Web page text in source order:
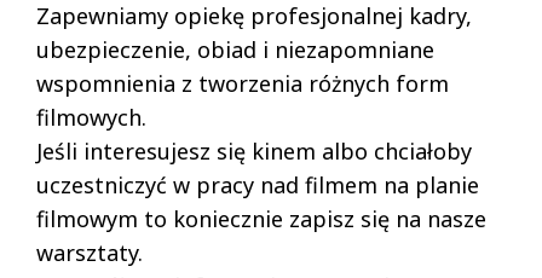
Zapewniamy opiekę profesjonalnej kadry,
ubezpieczenie, obiad i niezapomniane
wspomnienia z tworzenia różnych form
filmowych.
Jeśli interesujesz się kinem albo chciałoby
uczestniczyć w pracy nad filmem na planie
filmowym to koniecznie zapisz się na nasze
warsztaty.